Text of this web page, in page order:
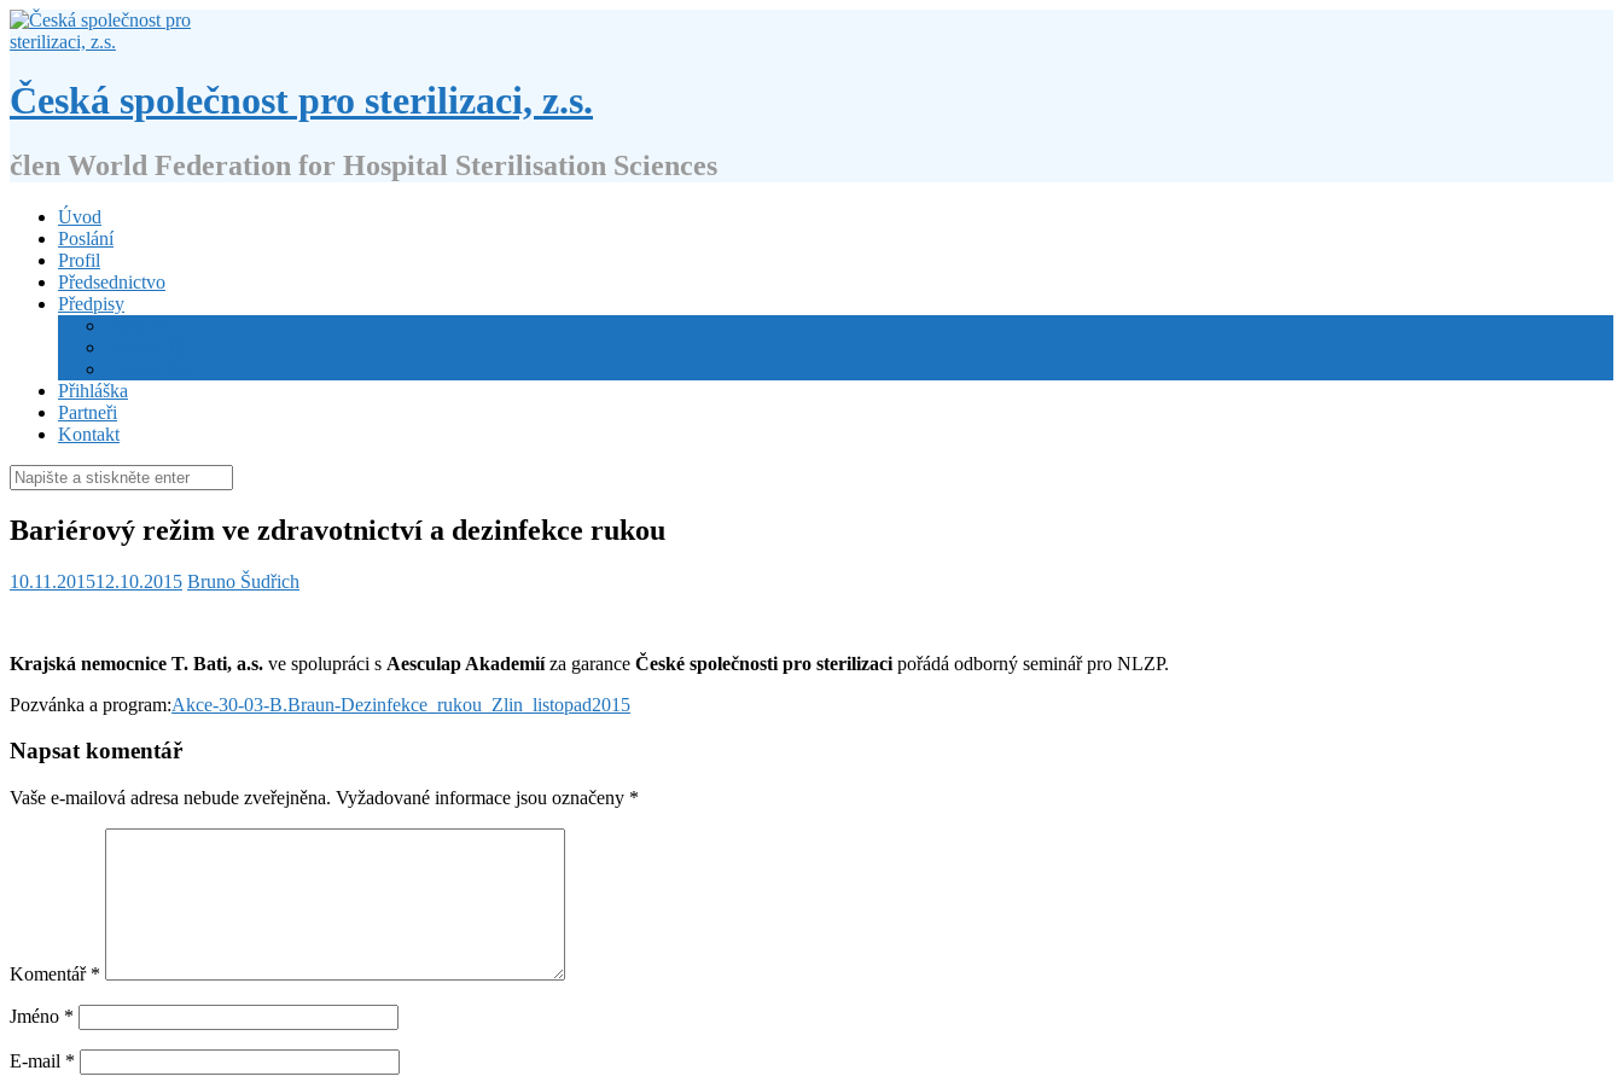
Přejít
k
webu
Česká společnost pro sterilizaci, z.s.
člen World Federation for Hospital Sterilisation Sciences
Úvod
Poslání
Profil
Předsednictvo
Předpisy
Přihláška
Partneři
Kontakt
Hledat:
Bariérový režim ve zdravotnictví a dezinfekce rukou
10.11.201512.10.2015 Bruno Šudřich
Krajská nemocnice T. Bati, a.s. ve spolupráci s Aesculap Akademiíza garance České společnosti pro sterilizaci pořádá odborný seminář pro NLZP.
Pozvánka a program:Akce-30-03-B.Braun-Dezinfekce_rukou_Zlin_listopad2015
Napsat komentář
Vaše e-mailová adresa nebude zveřejněna. Vyžadované informace jsou označeny *
Komentář *
Jméno *
E-mail *